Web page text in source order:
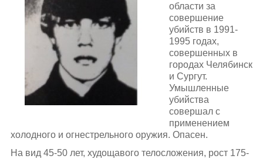
области за
совершение
убийств в 1991-
1995 годах,
совершенных в
городах Челябинск
и Сургут.
Умышленные
убийства
совершал с
применением
холодного и огнестрельного оружия. Опасен.
На вид 45-50 лет, худощавого телосложения, рост 175-